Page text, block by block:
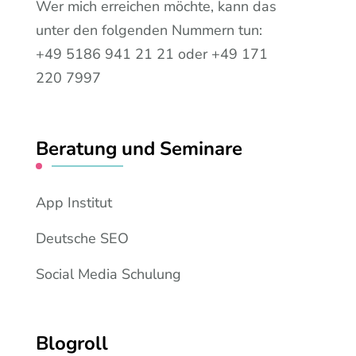
Wer mich erreichen möchte, kann das
unter den folgenden Nummern tun:
+49 5186 941 21 21 oder +49 171
220 7997
Beratung und Seminare
App Institut
Deutsche SEO
Social Media Schulung
Blogroll